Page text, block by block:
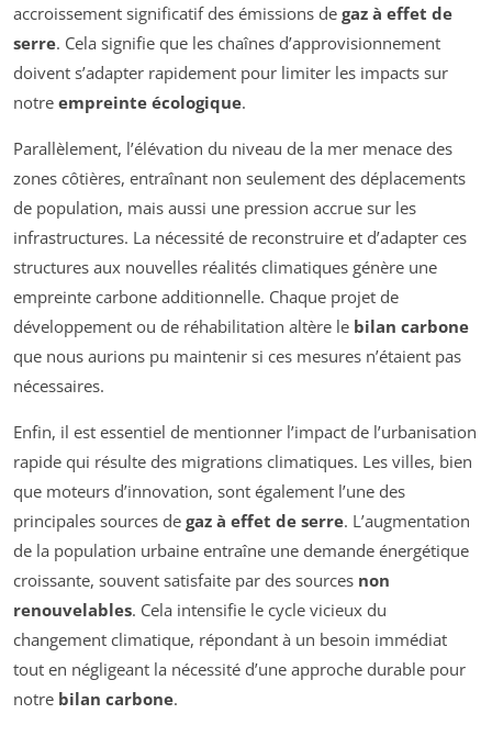
accroissement significatif des émissions de gaz à effet de
serre. Cela signifie que les chaînes d’approvisionnement
doivent s’adapter rapidement pour limiter les impacts sur
notre empreinte écologique.
Parallèlement, l’élévation du niveau de la mer menace des
zones côtières, entraînant non seulement des déplacements
de population, mais aussi une pression accrue sur les
infrastructures. La nécessité de reconstruire et d’adapter ces
structures aux nouvelles réalités climatiques génère une
empreinte carbone additionnelle. Chaque projet de
développement ou de réhabilitation altère le bilan carbone
que nous aurions pu maintenir si ces mesures n’étaient pas
nécessaires.
Enfin, il est essentiel de mentionner l’impact de l’urbanisation
rapide qui résulte des migrations climatiques. Les villes, bien
que moteurs d’innovation, sont également l’une des
principales sources de gaz à effet de serre. L’augmentation
de la population urbaine entraîne une demande énergétique
croissante, souvent satisfaite par des sources non
renouvelables. Cela intensifie le cycle vicieux du
changement climatique, répondant à un besoin immédiat
tout en négligeant la nécessité d’une approche durable pour
notre bilan carbone.